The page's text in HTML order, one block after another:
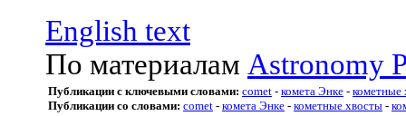
English text
По материалам Astronomy
Публикации с ключевыми словами: comet - комета Энке - кометные
Публикации со словами: comet - комета Энке - кометные хвосты -